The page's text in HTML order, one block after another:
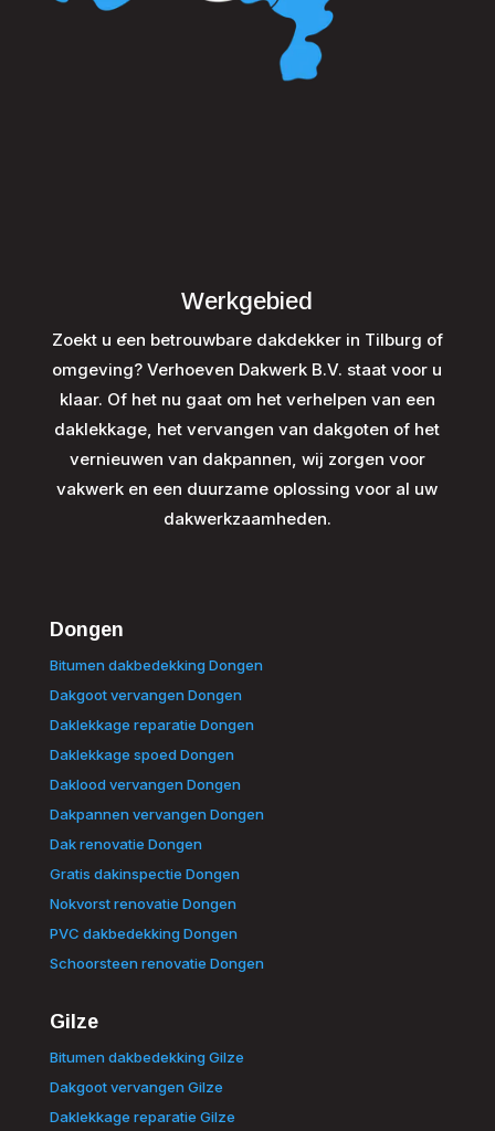
Werkgebied
Zoekt u een betrouwbare dakdekker in Tilburg of
omgeving? Verhoeven Dakwerk B.V. staat voor u
klaar. Of het nu gaat om het verhelpen van een
daklekkage, het vervangen van dakgoten of het
vernieuwen van dakpannen, wij zorgen voor
vakwerk en een duurzame oplossing voor al uw
dakwerkzaamheden.
Dongen
Bitumen dakbedekking Dongen
Dakgoot vervangen Dongen
Daklekkage reparatie Dongen
Daklekkage spoed Dongen
Daklood vervangen Dongen
Dakpannen vervangen Dongen
Dak renovatie Dongen
Gratis dakinspectie Dongen
Nokvorst renovatie Dongen
PVC dakbedekking Dongen
Schoorsteen renovatie Dongen
Gilze
Bitumen dakbedekking Gilze
Dakgoot vervangen Gilze
Daklekkage reparatie Gilze